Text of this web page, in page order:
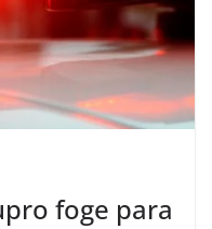
foge para